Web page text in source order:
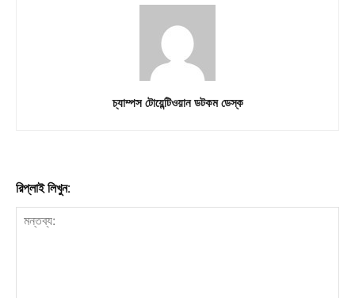
চ্যাম্পস টোয়েন্টিওয়ান ডটকম ডেস্ক
রিপ্লাই লিখুন: